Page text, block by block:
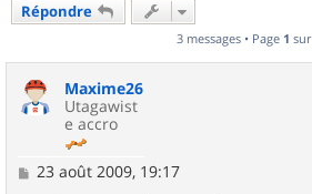
Répondre
3 messages • Page 1 sur
Maxime26
Utagawist
e accro
M
23 août 2009, 19:17